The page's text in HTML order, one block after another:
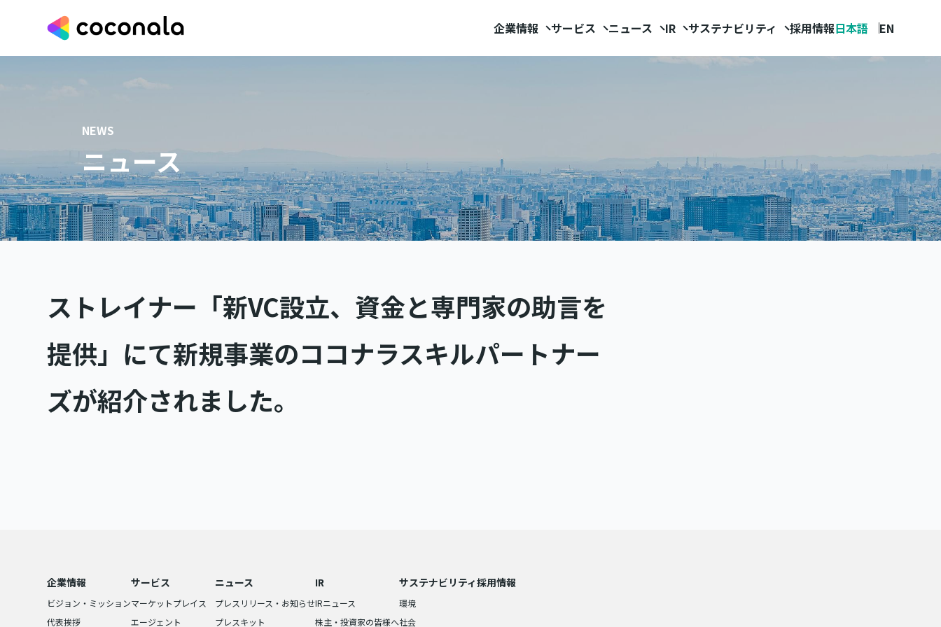
企業情報 サービス ニュース IR サステナビリティ 採用情報日本語 EN
NEWS
ニュース
ストレイナー「新VC設立、資金と専門家の助言を
提供」にて新規事業のココナラスキルパートナー
ズが紹介されました。
企業情報
ビジョン・ミッション
代表挨拶
サービス
マーケットプレイス
エージェント
ニュース
プレスリリース・お知らせ
プレスキット
IR
IRニュース
株主・投資家の皆様へ
サステナビリティ
環境
社会
採用情報